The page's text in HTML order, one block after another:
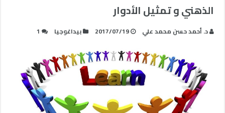
الذهني و تمثيل الأدوار
د. أحمد حسن محمد علي 2017/07/19 بيداغوجيا 1